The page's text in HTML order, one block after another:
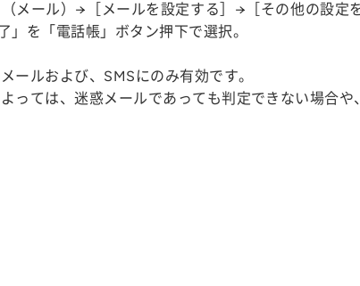
メール）→［メールを設定する］→［その他の設
」を「電話帳」ボタン押下で選択。
ールおよび、SMSにのみ有効です。
っては、迷惑メールであっても判定できない場合